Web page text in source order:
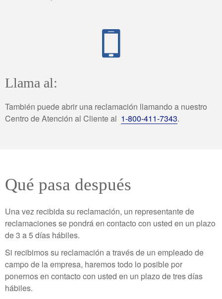
Llama al:
También puede abrir una reclamación llamando a nuestro
Centro de Atención al Cliente al 1-800-411-7343.
Qué pasa después
Una vez recibida su reclamación, un representante de
reclamaciones se pondrá en contacto con usted en un plazo
de 3 a 5 días hábiles.
Si recibimos su reclamación a través de un empleado de
campo de la empresa, haremos todo lo posible por
ponernos en contacto con usted en un plazo de tres días
hábiles.